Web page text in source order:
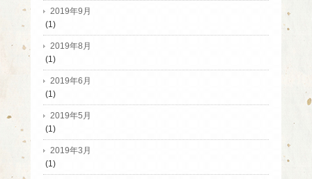
2019年9月
(1)
2019年8月
(1)
2019年6月
(1)
2019年5月
(1)
2019年3月
(1)